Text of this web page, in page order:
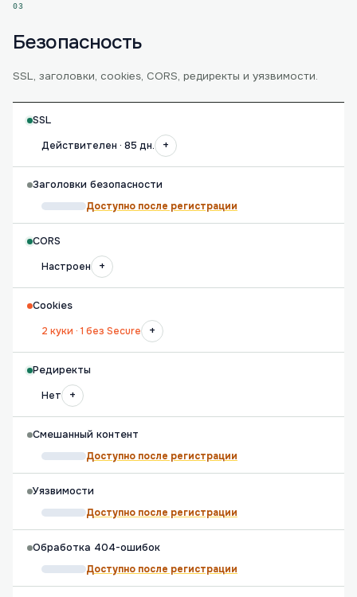
03
Безопасность
SSL, заголовки, cookies, CORS, редиректы и уязвимости.
SSL
Действителен · 85 дн.
+
Заголовки безопасности
Доступно после регистрации
CORS
Настроен
+
Cookies
2 куки · 1 без Secure
+
Редиректы
Нет
+
Смешанный контент
Доступно после регистрации
Уязвимости
Доступно после регистрации
Обработка 404-ошибок
Доступно после регистрации